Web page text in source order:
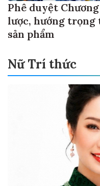
Phê duyệt
lược, hướng trọng
sản phẩm
Nữ Trí thức